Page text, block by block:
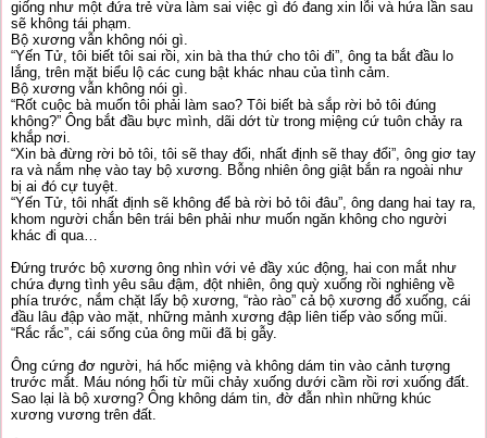
giống như một đứa trẻ vừa làm sai việc gì đó đang xin lỗi và hứa lần sau
sẽ không tái phạm.
Bộ xương vẫn không nói gì.
“Yến Tử, tôi biết tôi sai rồi, xin bà tha thứ cho tôi đi”, ông ta bắt đầu lo
lắng, trên mặt biểu lộ các cung bật khác nhau của tình cảm.
Bộ xương vẫn không nói gì.
“Rốt cuộc bà muốn tôi phải làm sao? Tôi biết bà sắp rời bỏ tôi đúng
không?” Ông bắt đầu bực mình, dãi dớt từ trong miệng cứ tuôn chảy ra
khắp nơi.
“Xin bà đừng rời bỏ tôi, tôi sẽ thay đổi, nhất định sẽ thay đổi”, ông giơ tay
ra và nắm nhẹ vào tay bộ xương. Bỗng nhiên ông giật bắn ra ngoài như
bị ai đó cự tuyệt.
“Yến Tử, tôi nhất định sẽ không để bà rời bỏ tôi đâu”, ông dang hai tay ra,
khom người chắn bên trái bên phải như muốn ngăn không cho người
khác đi qua…
Đứng trước bộ xương ông nhìn với vẻ đầy xúc động, hai con mắt như
chứa đựng tình yêu sâu đậm, đột nhiên, ông quỳ xuống rồi nghiêng về
phía trước, nắm chặt lấy bộ xương, “rào rào” cả bộ xương đổ xuống, cái
đầu lâu đập vào mặt, những mảnh xương đập liên tiếp vào sống mũi.
“Rắc rắc”, cái sống của ông mũi đã bị gẫy.
Ông cứng đơ người, há hốc miệng và không dám tin vào cảnh tượng
trước mắt. Máu nóng hổi từ mũi chảy xuống dưới cầm rồi rơi xuống đất.
Sao lại là bộ xương? Ông không dám tin, đờ đẫn nhìn những khúc
xương vương trên đất.